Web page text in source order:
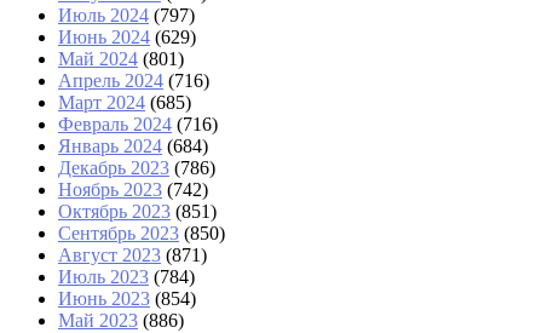
Июль 2024 (797)
Июнь 2024 (629)
Май 2024 (801)
Апрель 2024 (716)
Март 2024 (685)
Февраль 2024 (716)
Январь 2024 (684)
Декабрь 2023 (786)
Ноябрь 2023 (742)
Октябрь 2023 (851)
Сентябрь 2023 (850)
Август 2023 (871)
Июль 2023 (784)
Июнь 2023 (854)
Май 2023 (886)